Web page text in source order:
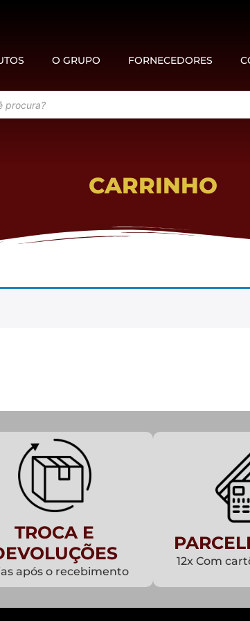
O GRUPO FORNECEDORES
CARRINHO
TROCA E
após o recebimento
12x Com